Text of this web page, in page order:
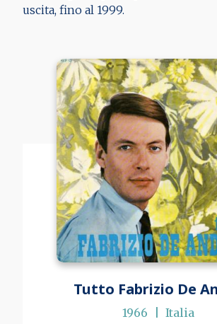
uscita, fino al 1999.
Tutto Fabrizio De
1966 Italia